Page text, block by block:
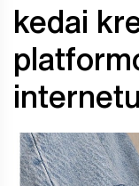
kedai
internetu